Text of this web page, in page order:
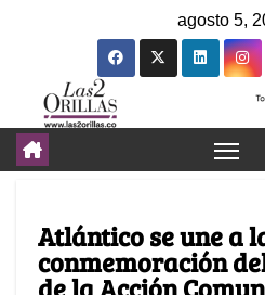
agosto 5,
Atlántico se une a
conmemoración